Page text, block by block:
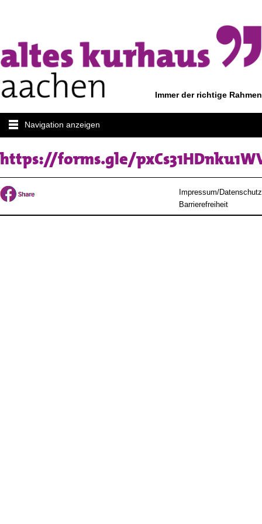
Immer der richtige Rahmen
Navigation anzeigen
https://forms.gle/
Impressum/Datenschutz
Barrierefreiheit